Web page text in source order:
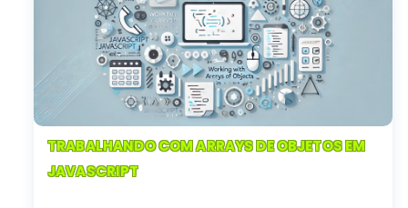
TRABALHANDO COM ARRAYS DE OBJETOS EM
JAVASCRIPT